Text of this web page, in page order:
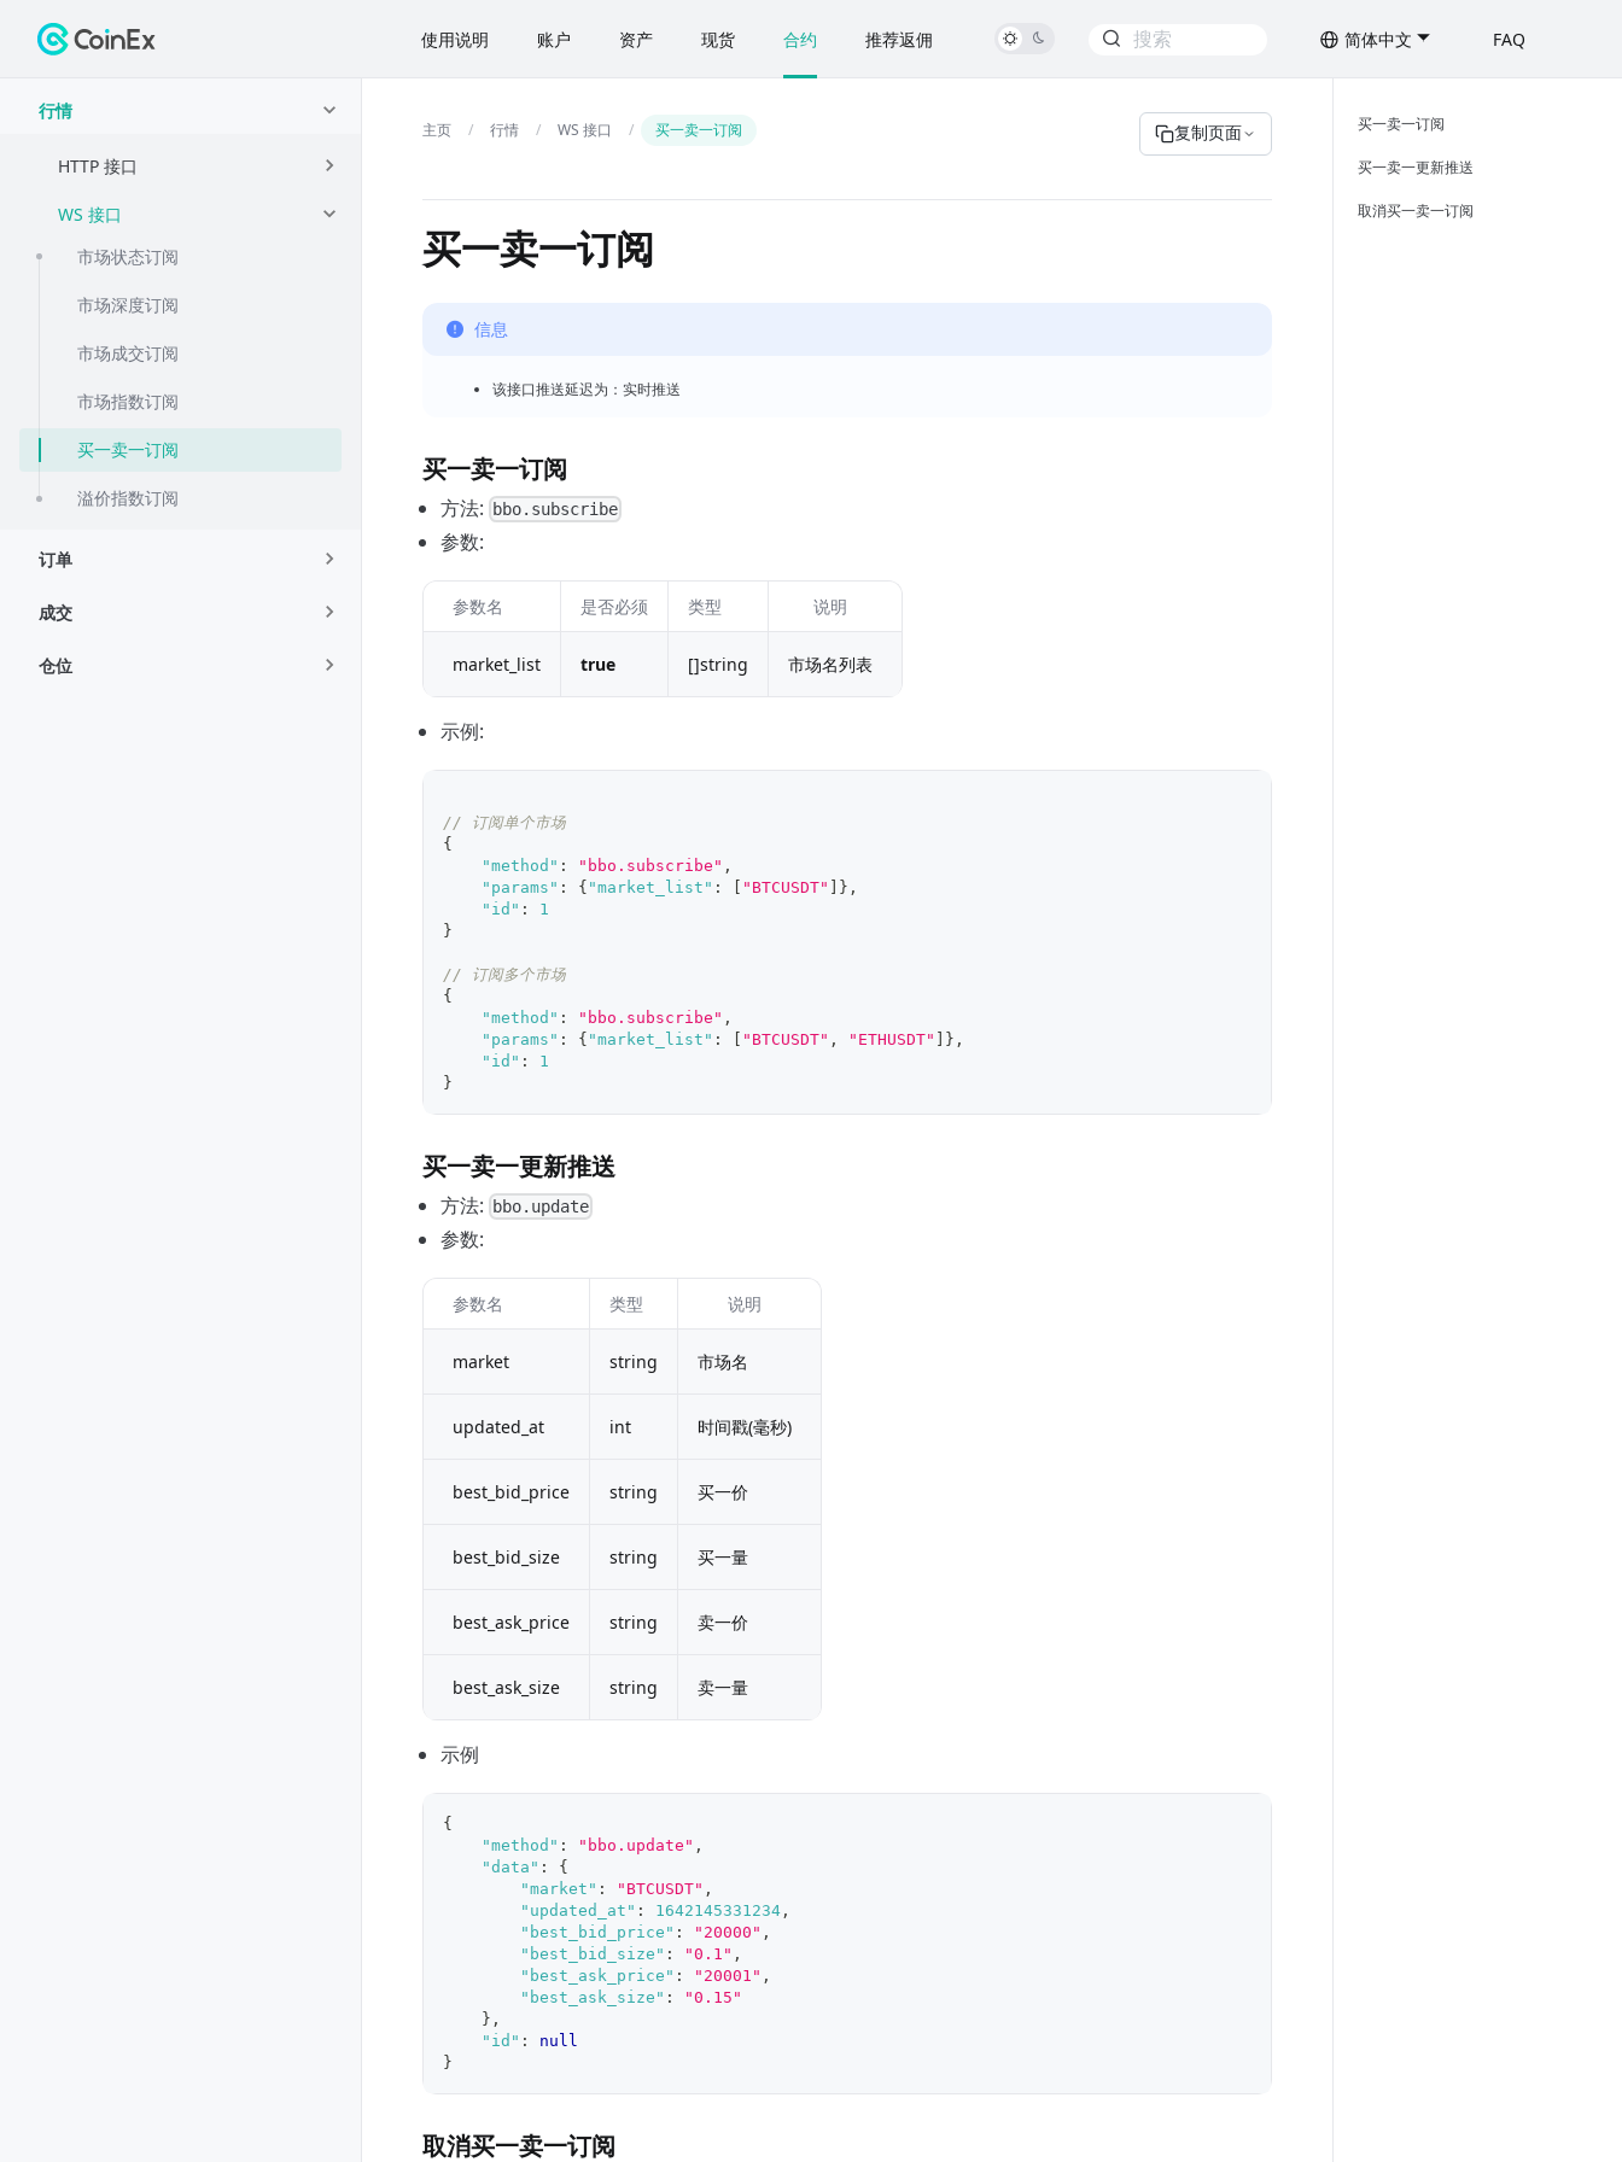
使用说明 账户 资产 现货 合约 推荐返佣 简体中文 FAQ
行情
HTTP 接口
WS 接口
市场状态订阅
市场深度订阅
市场成交订阅
市场指数订阅
买一卖一订阅
溢价指数订阅
订单
成交
仓位
行情 WS 接口 买一卖一订阅 复制页面
买一卖一订阅
信息
该接口推送延迟为：实时推送
买一卖一订阅
方法: bbo.subscribe
参数:
参数名 是否必须 类型 说明
market_list true []string 市场名列表
示例:
// 订阅单个市场
{
"method" : "bbo.subscribe" ,
"params" : { "market_list" : "BTCUSDT" } ,
"id" :
1
}
// 订阅多个市场
{
"method" : "bbo.subscribe" ,
"params" : { "market_list" : "BTCUSDT" , "ETHUSDT" } ,
"id" :
1
}
买一卖一更新推送
方法: bbo.update
参数:
参数名 类型 说明
market string 市场名
updated_at int 时间戳(毫秒)
best_bid_price string 买一价
best_bid_size string 买一量
best_ask_price string 卖一价
best_ask_size string 卖一量
示例
{
"method" : "bbo.update" ,
"data" :
{
"market" : "BTCUSDT" ,
"updated_at" : 1642145331234 ,
"best_bid_price" : "20000" ,
"best_bid_size" : "0.1" ,
"best_ask_price" : "20001" ,
"best_ask_size" :
"0.15"
} ,
"id" :
null
}
取消买一卖一订阅
买一卖一订阅
买一卖一更新推送
取消买一卖一订阅